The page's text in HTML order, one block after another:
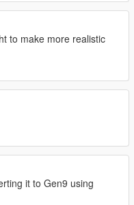
to make more realistic
it to Gen9 using